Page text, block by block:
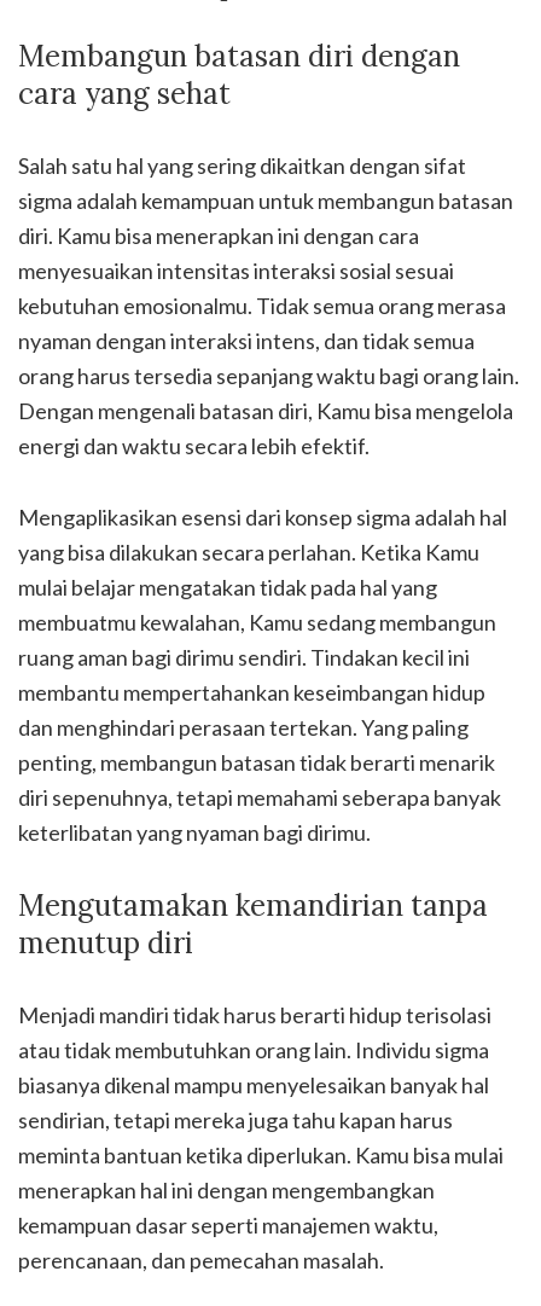
Membangun batasan diri dengan
cara yang sehat
Salah satu hal yang sering dikaitkan dengan sifat
sigma adalah kemampuan untuk membangun batasan
diri. Kamu bisa menerapkan ini dengan cara
menyesuaikan intensitas interaksi sosial sesuai
kebutuhan emosionalmu. Tidak semua orang merasa
nyaman dengan interaksi intens, dan tidak semua
orang harus tersedia sepanjang waktu bagi orang lain.
Dengan mengenali batasan diri, Kamu bisa mengelola
energi dan waktu secara lebih efektif.
Mengaplikasikan esensi dari konsep sigma adalah hal
yang bisa dilakukan secara perlahan. Ketika Kamu
mulai belajar mengatakan tidak pada hal yang
membuatmu kewalahan, Kamu sedang membangun
ruang aman bagi dirimu sendiri. Tindakan kecil ini
membantu mempertahankan keseimbangan hidup
dan menghindari perasaan tertekan. Yang paling
penting, membangun batasan tidak berarti menarik
diri sepenuhnya, tetapi memahami seberapa banyak
keterlibatan yang nyaman bagi dirimu.
Mengutamakan kemandirian tanpa
menutup diri
Menjadi mandiri tidak harus berarti hidup terisolasi
atau tidak membutuhkan orang lain. Individu sigma
biasanya dikenal mampu menyelesaikan banyak hal
sendirian, tetapi mereka juga tahu kapan harus
meminta bantuan ketika diperlukan. Kamu bisa mulai
menerapkan hal ini dengan mengembangkan
kemampuan dasar seperti manajemen waktu,
perencanaan, dan pemecahan masalah.